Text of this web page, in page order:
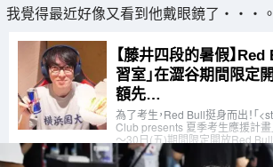
我覺得最近好像又看到他戴眼鏡了・・・。